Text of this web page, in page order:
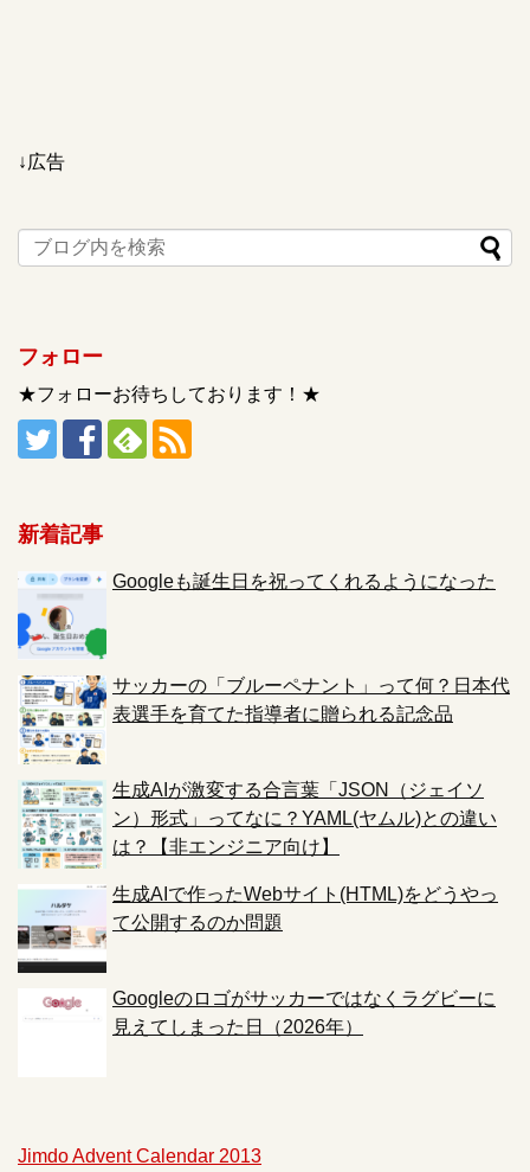
↓広告
フォロー
★フォローお待ちしております！★
新着記事
Googleも誕生日を祝ってくれるようになった
サッカーの「ブルーペナント」って何？日本代
表選手を育てた指導者に贈られる記念品
生成AIが激変する合言葉「JSON（ジェイソ
ン）形式」ってなに？YAML(ヤムル)との違い
は？【非エンジニア向け】
生成AIで作ったWebサイト(HTML)をどうやっ
て公開するのか問題
Googleのロゴがサッカーではなくラグビーに
見えてしまった日（2026年）
Jimdo Advent Calendar 2013